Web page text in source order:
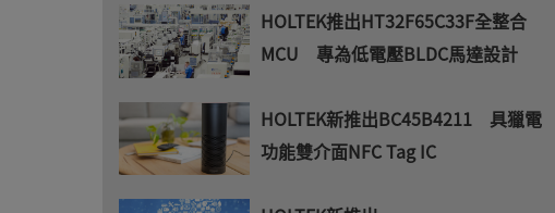
HOLTEK推出HT32F65C33F全整合
MCU 專為低電壓BLDC馬達設計
HOLTEK新推出BC45B4211 具獵電
功能雙介面NFC Tag IC